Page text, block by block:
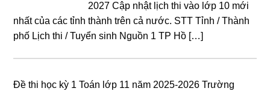
2027 Cập nhật lịch thi vào lớp 10 mới
nhất của các tỉnh thành trên cả nước. STT Tỉnh / Thành
phố Lịch thi / Tuyển sinh Nguồn 1 TP Hồ […]
Đề thi học kỳ 1 Toán lớp 11 năm 2025-2026 Trường